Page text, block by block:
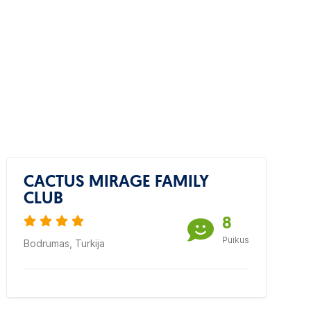
CACTUS MIRAGE FAMILY
CLUB
Bodrumas, Turkija
8
Puikus